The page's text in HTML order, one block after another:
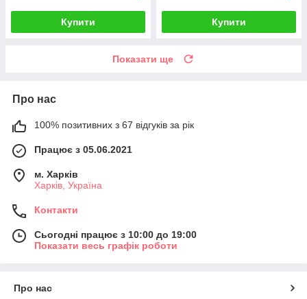
Купити Купити
Показати ще
Про нас
100% позитивних з 67 відгуків за рік
Працює з 05.06.2021
м. Харків
Харків, Україна
Контакти
Сьогодні працює з 10:00 до 19:00
Показати весь графік роботи
Про нас